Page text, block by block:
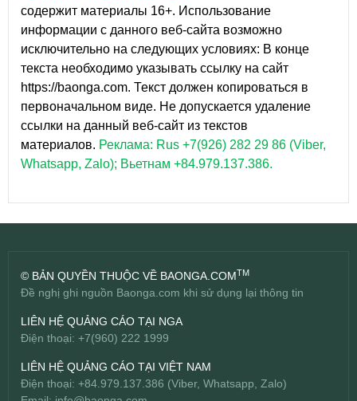
содержит материалы 16+. Использование
информации с данного веб-сайта возможно
исключительно на следующих условиях: В конце
текста необходимо указывать ссылку на сайт
https://baonga.com. Текст должен копироваться в
первоначальном виде. Не допускается удаление
ссылки на данный веб-сайт из текстов
материалов. Реклама: Rus +7(926) 282 29 86 (Viber,
Whatsapp, Zalo); Вьетнам +84.979.137.386.
© BẢN QUYỀN THUỘC VỀ BAONGA.COMTM
Đề nghị ghi nguồn Baonga.com khi sử dụng lại thông tin
LIÊN HỆ QUẢNG CÁO TẠI NGA
Điện thoại: +7(960) 222 1999
LIÊN HỆ QUẢNG CÁO TẠI VIỆT NAM
Điện thoại: +84.979.137.386 (Viber, Whatsapp, Zalo)